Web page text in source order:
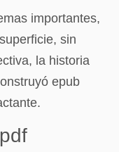
importantes,
sin
la historia
epub